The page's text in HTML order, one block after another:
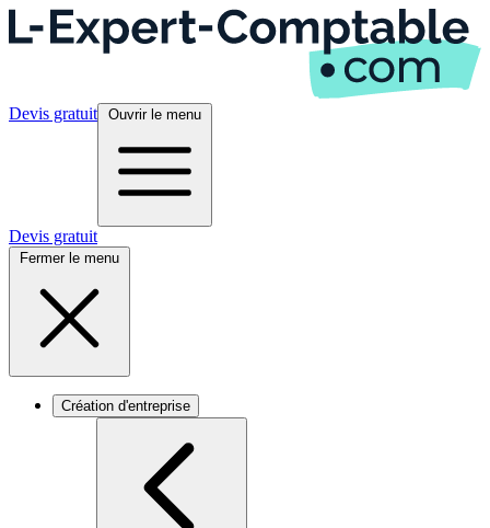
Devis gratuit Ouvrir le menu
Devis gratuit
Fermer le menu
Création d'entreprise